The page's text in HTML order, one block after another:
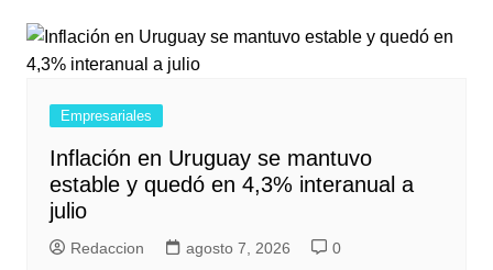
Empresariales
Inflación en Uruguay se mantuvo
estable y quedó en 4,3% interanual a
julio
Redaccion agosto 7, 2026 0